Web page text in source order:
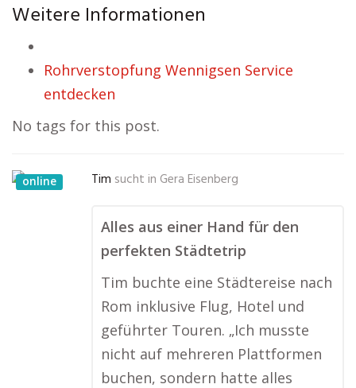
Weitere Informationen
Rohrverstopfung Wennigsen Service
entdecken
No tags for this post.
online Tim sucht in Gera Eisenberg
Alles aus einer Hand für den
perfekten Städtetrip
Tim buchte eine Städtereise nach
Rom inklusive Flug, Hotel und
geführter Touren. „Ich musste
nicht auf mehreren Plattformen
buchen, sondern hatte alles